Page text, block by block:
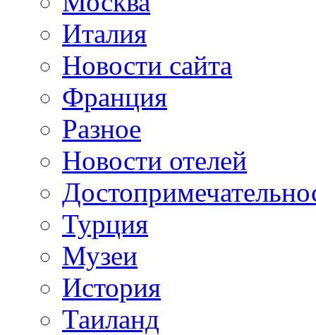
Италия
Новости сайта
Франция
Разное
Новости отелей
Турция
Музеи
История
Таиланд